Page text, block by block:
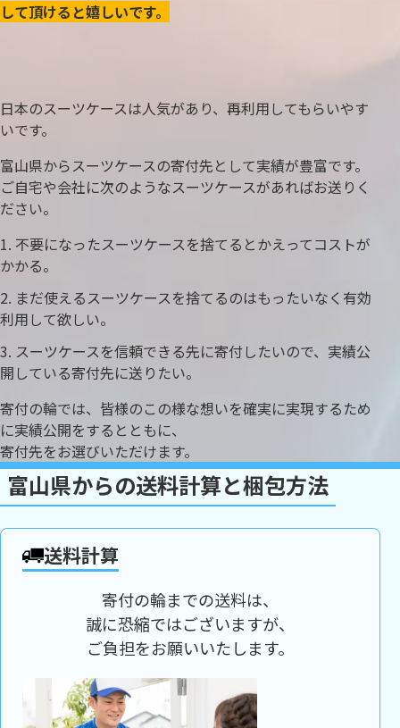
して頂けると嬉しいです。
日本のスーツケースは人気があり、再利用してもらいやす
いです。
富山県からスーツケースの寄付先として実績が豊富です。
ご自宅や会社に次のようなスーツケースがあればお送りく
ださい。
不要になったスーツケースを捨てるとかえってコストが
かかる。
まだ使えるスーツケースを捨てるのはもったいなく有効
利用して欲しい。
スーツケースを信頼できる先に寄付したいので、実績公
開している寄付先に送りたい。
寄付の輪では、皆様のこの様な想いを確実に実現するため
に実績公開をするとともに、
寄付先をお選びいただけます。
富山県からの送料計算と梱包方法
送料計算
寄付の輪までの送料は、
誠に恐縮ではございますが、
ご負担をお願いいたします。